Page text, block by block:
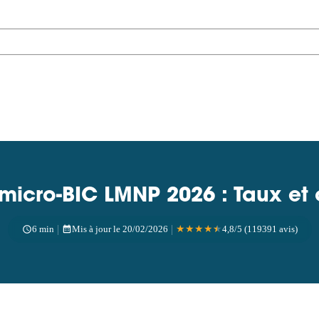
BIC LMNP 2026 : Taux
6 min | Mis à jour le 20/02/2026 | ★★★★★4,8/5 (119391 avis)